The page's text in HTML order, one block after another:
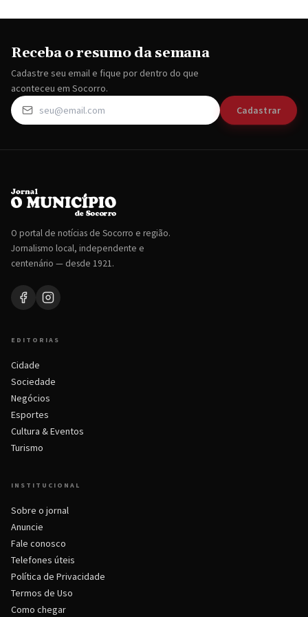
Receba o resumo da semana
Cadastre seu email e fique por dentro do que
aconteceu em Socorro.
Cadastrar
O portal de notícias de Socorro e região.
Jornalismo local, independente e
centenário — desde 1921.
EDITORIAS
Cidade
Sociedade
Negócios
Esportes
Cultura & Eventos
Turismo
INSTITUCIONAL
Sobre o jornal
Anuncie
Fale conosco
Telefones úteis
Política de Privacidade
Termos de Uso
Como chegar